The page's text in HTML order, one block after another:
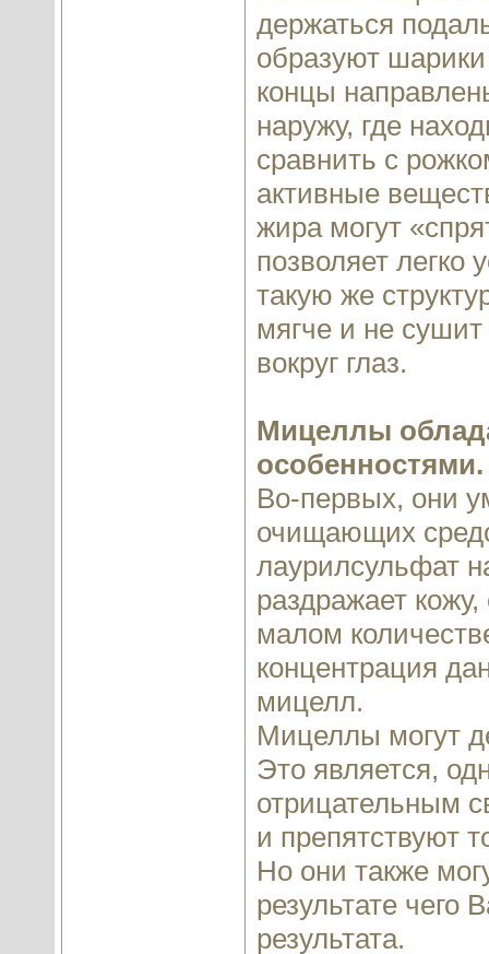
держаться
образуют
концы
наружу, где
сравнить с
активные
жира могут
позволяет
такую же
мягче и не
вокруг глаз.
Мицеллы
особенностями.
Во-первых, они
очищающих
лаурилсульфат
раздражает
малом
концентрация
мицелл.
Мицеллы могут
Это является,
отрицательным
и препятствуют
Но они также
результате чего
результата.